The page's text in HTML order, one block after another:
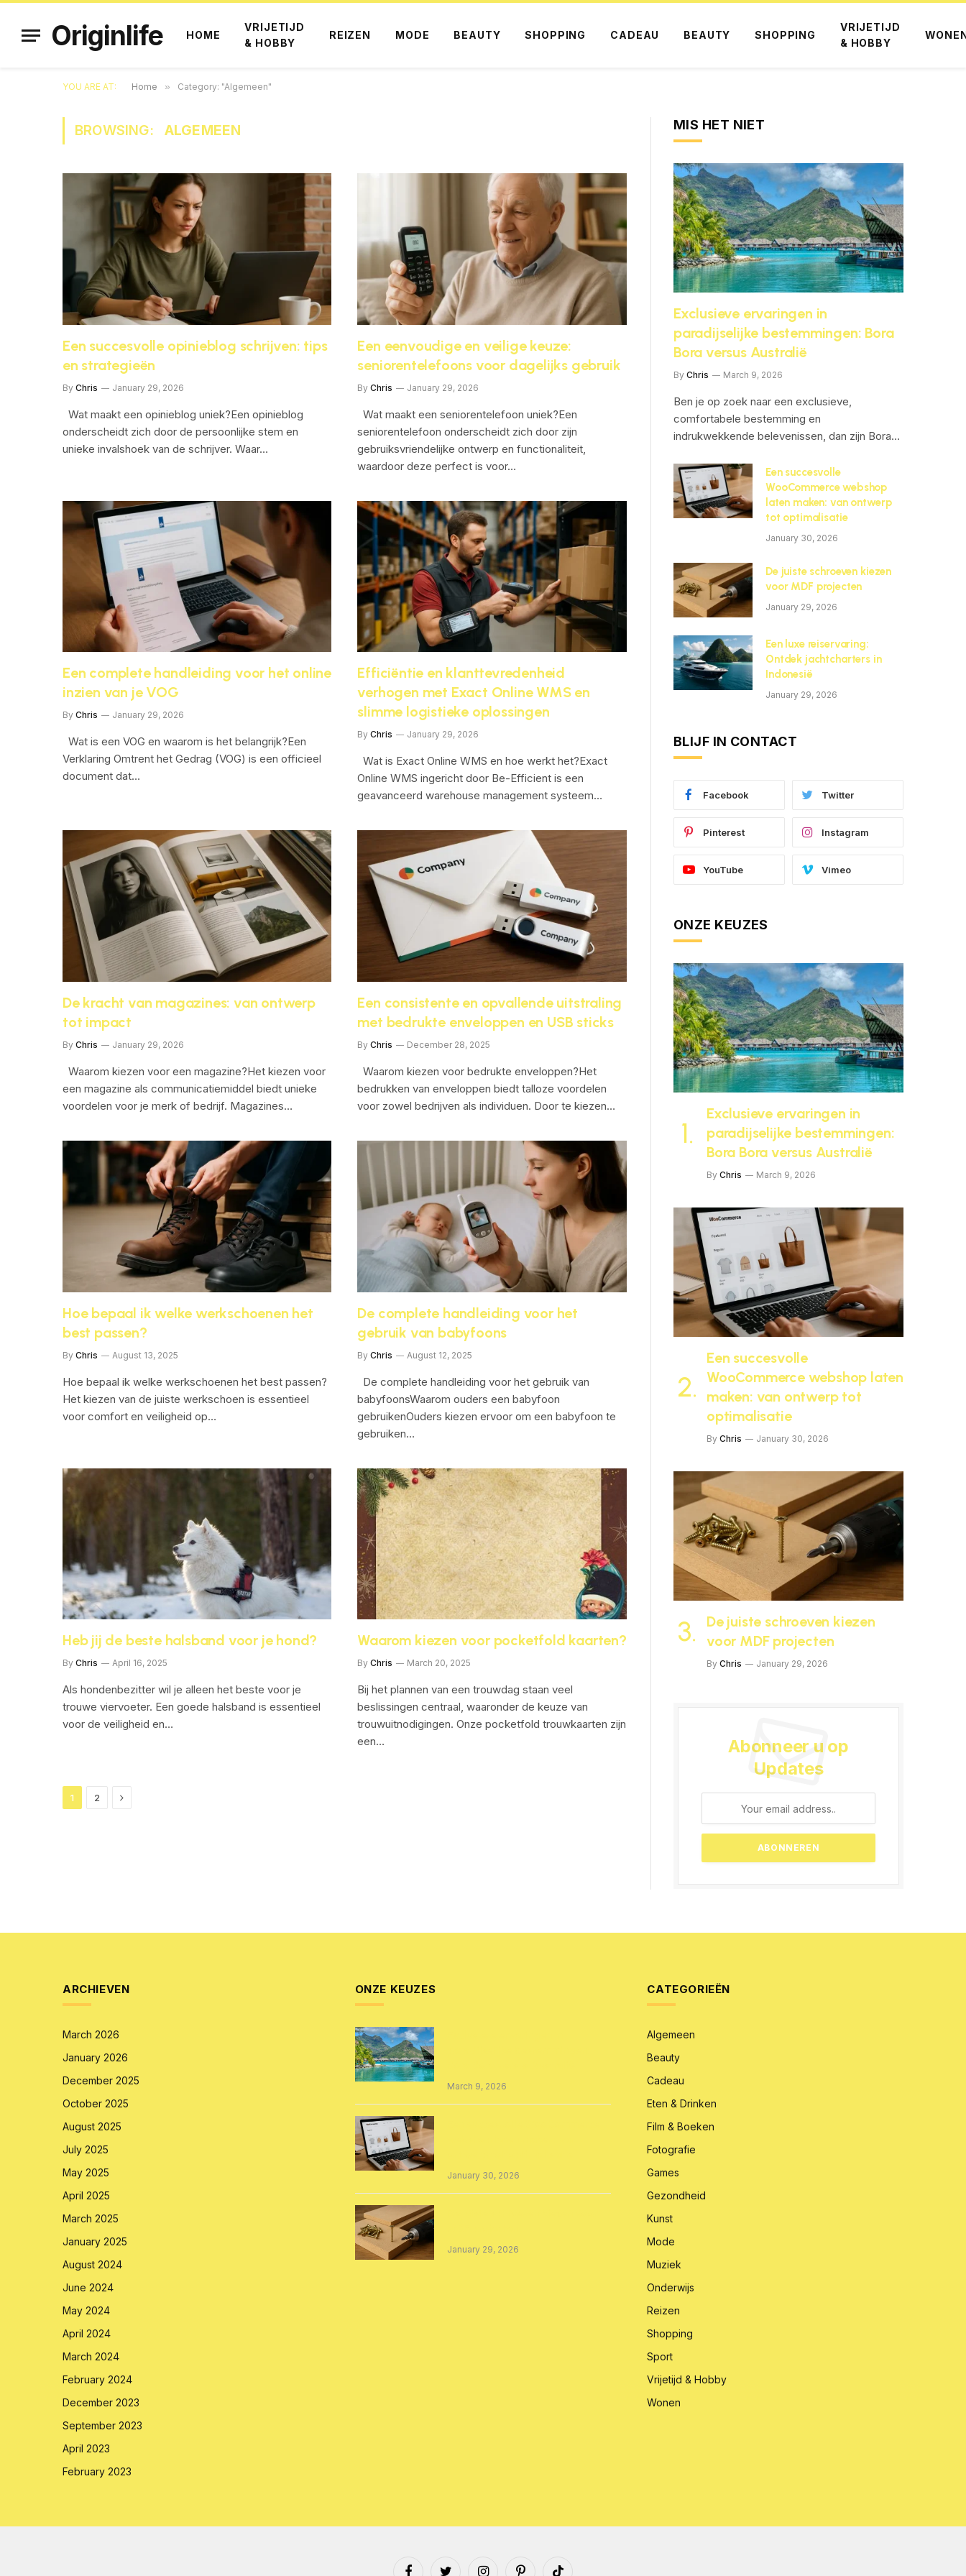
Originlife HOME
VRIJETIJD
& HOBBY
REIZEN MODE BEAUTY SHOPPING CADEAU BEAUTY SHOPPING
VRIJETIJD
& HOBBY
YOU ARE AT: Home » Category: "Algemeen"
BROWSING: ALGEMEEN
Een succesvolle opinieblog schrijven: tips
en strategieën
By Chris January 29, 2026
Wat maakt een opinieblog uniek?Een opinieblog
onderscheidt zich door de persoonlijke stem en
unieke invalshoek van de schrijver. Waar…
Een eenvoudige en veilige keuze:
seniorentelefoons voor dagelijks gebruik
By Chris January 29, 2026
Wat maakt een seniorentelefoon uniek?Een
seniorentelefoon onderscheidt zich door zijn
gebruiksvriendelijke ontwerp en functionaliteit,
waardoor deze perfect is voor…
Een complete handleiding voor het online
inzien van je VOG
By Chris January 29, 2026
Wat is een VOG en waarom is het belangrijk?Een
Verklaring Omtrent het Gedrag (VOG) is een officieel
document dat…
Efficiëntie en klanttevredenheid
verhogen met Exact Online WMS en
slimme logistieke oplossingen
By Chris January 29, 2026
Wat is Exact Online WMS en hoe werkt het?Exact
Online WMS ingericht door Be-Efficient is een
geavanceerd warehouse management systeem…
De kracht van magazines: van ontwerp
tot impact
By Chris January 29, 2026
Waarom kiezen voor een magazine?Het kiezen voor
een magazine als communicatiemiddel biedt unieke
voordelen voor je merk of bedrijf. Magazines…
Een consistente en opvallende uitstraling
met bedrukte enveloppen en USB sticks
By Chris December 28, 2025
Waarom kiezen voor bedrukte enveloppen?Het
bedrukken van enveloppen biedt talloze voordelen
voor zowel bedrijven als individuen. Door te kiezen…
Hoe bepaal ik welke werkschoenen het
best passen?
By Chris August 13, 2025
Hoe bepaal ik welke werkschoenen het best passen?
Het kiezen van de juiste werkschoen is essentieel
voor comfort en veiligheid op…
De complete handleiding voor het
gebruik van babyfoons
By Chris August 12, 2025
De complete handleiding voor het gebruik van
babyfoonsWaarom ouders een babyfoon
gebruikenOuders kiezen ervoor om een babyfoon te
gebruiken…
Heb jij de beste halsband voor je hond?
By Chris April 16, 2025
Als hondenbezitter wil je alleen het beste voor je
trouwe viervoeter. Een goede halsband is essentieel
voor de veiligheid en…
Waarom kiezen voor pocketfold kaarten?
By Chris March 20, 2025
Bij het plannen van een trouwdag staan veel
beslissingen centraal, waaronder de keuze van
trouwuitnodigingen. Onze pocketfold trouwkaarten zijn
een…
1 2 Next
MIS HET NIET
Exclusieve ervaringen in
paradijselijke bestemmingen: Bora
Bora versus Australië
By Chris March 9, 2026
Ben je op zoek naar een exclusieve,
comfortabele bestemming en
indrukwekkende belevenissen, dan zijn Bora…
Een succesvolle
WooCommerce webshop
laten maken: van ontwerp
tot optimalisatie
January 30, 2026
De juiste schroeven kiezen
voor MDF projecten
January 29, 2026
Een luxe reiservaring:
Ontdek jachtcharters in
Indonesië
January 29, 2026
BLIJF IN CONTACT
Facebook Twitter
Pinterest Instagram
YouTube Vimeo
ONZE KEUZES
Exclusieve ervaringen in
paradijselijke bestemmingen:
Bora Bora versus Australië
By Chris March 9, 2026
Een succesvolle
WooCommerce webshop laten
maken: van ontwerp tot
optimalisatie
By Chris January 30, 2026
De juiste schroeven kiezen
voor MDF projecten
By Chris January 29, 2026
Abonneer u op
Updates
ARCHIEVEN
March 2026
January 2026
December 2025
October 2025
August 2025
July 2025
May 2025
April 2025
March 2025
January 2025
August 2024
June 2024
May 2024
April 2024
March 2024
February 2024
December 2023
September 2023
April 2023
February 2023
ONZE KEUZES
March 9, 2026
January 30, 2026
January 29, 2026
CATEGORIEËN
Algemeen
Beauty
Cadeau
Eten & Drinken
Film & Boeken
Fotografie
Games
Gezondheid
Kunst
Mode
Muziek
Onderwijs
Reizen
Shopping
Sport
Vrijetijd & Hobby
Wonen